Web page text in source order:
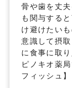
骨や歯を丈
も関与する
け避けたいも
意識して摂
に食事に取
ピノキオ薬
フィッシュ